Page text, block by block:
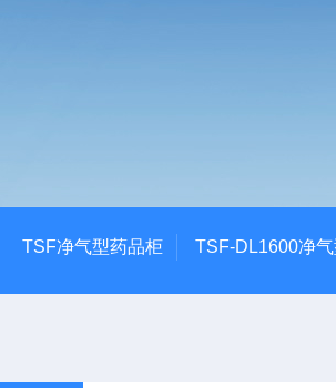
TSF净气型药品柜 TSF-DL1600净